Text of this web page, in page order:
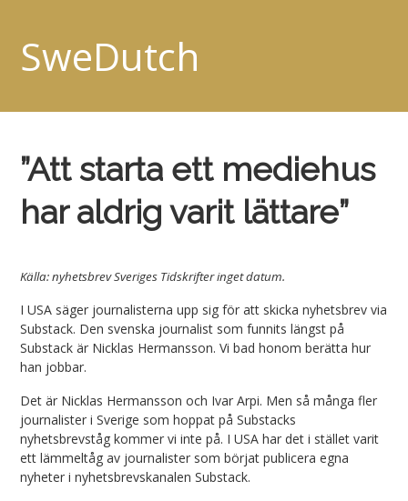
SweDutch
”Att starta ett mediehus
har aldrig varit lättare”
Källa: nyhetsbrev Sveriges Tidskrifter inget datum.
I USA säger journalisterna upp sig för att skicka nyhetsbrev via
Substack. Den svenska journalist som funnits längst på
Substack är Nicklas Hermansson. Vi bad honom berätta hur
han jobbar.
Det är Nicklas Hermansson och Ivar Arpi. Men så många fler
journalister i Sverige som hoppat på Substacks
nyhetsbrevståg kommer vi inte på. I USA har det i stället varit
ett lämmeltåg av journalister som börjat publicera egna
nyheter i nyhetsbrevskanalen Substack.